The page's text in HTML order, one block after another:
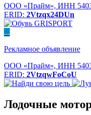
ООО «Прайм», ИНН
ERID: 2Vtzqx24DUn
...
Рекламное объявление
ООО «Прайм», ИНН
ERID: 2VtzqwFoCoU
Лодочные